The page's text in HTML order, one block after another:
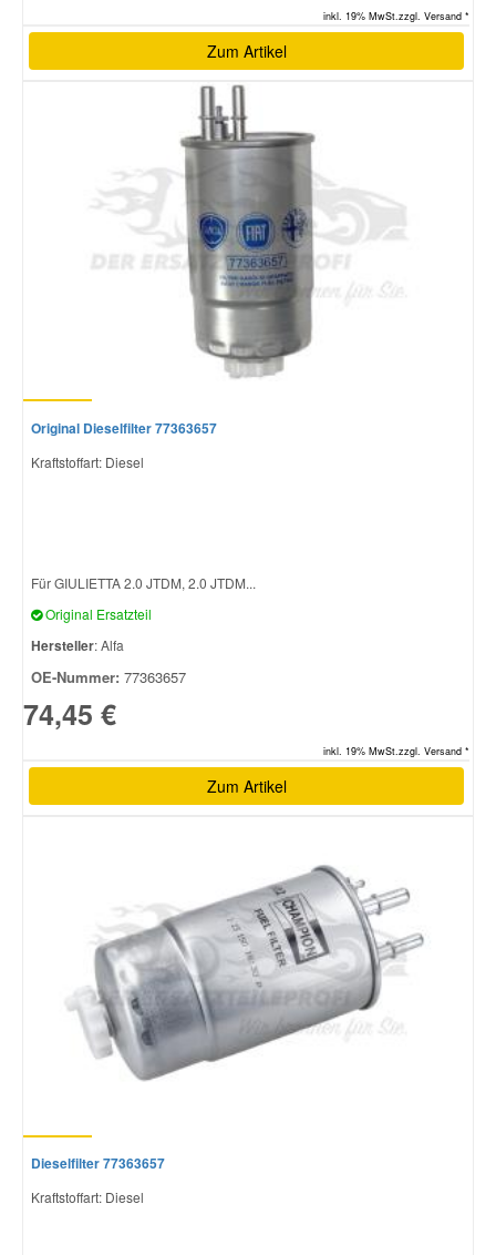
inkl. 19% MwSt.zzgl. Versand *
Zum Artikel
Original Dieselfilter 77363657
Kraftstoffart: Diesel
Für GIULIETTA 2.0 JTDM, 2.0 JTDM...
Original Ersatzteil
Hersteller: Alfa
OE-Nummer: 77363657
74,45 €
inkl. 19% MwSt.zzgl. Versand *
Zum Artikel
Dieselfilter 77363657
Kraftstoffart: Diesel